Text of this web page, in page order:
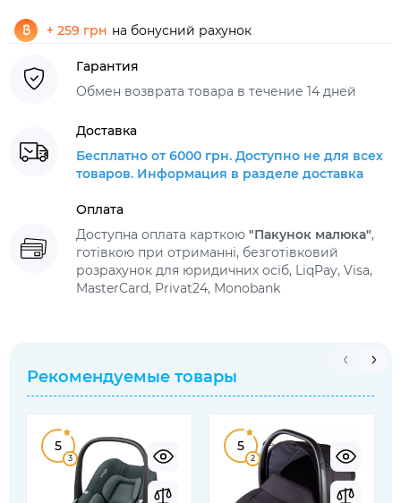
+ 259 грн на бонусний рахунок
Гарантия
Обмен возврата товара в течение 14 дней
Доставка
Бесплатно от 6000 грн. Доступно не для всех
товаров. Информация в разделе доставка
Оплата
Доступна оплата карткою "Пакунок малюка",
готівкою при отриманні, безготівковий
розрахунок для юридичних осіб, LiqPay, Visa,
MasterCard, Privat24, Monobank
Рекомендуемые товары
5
3
5
2